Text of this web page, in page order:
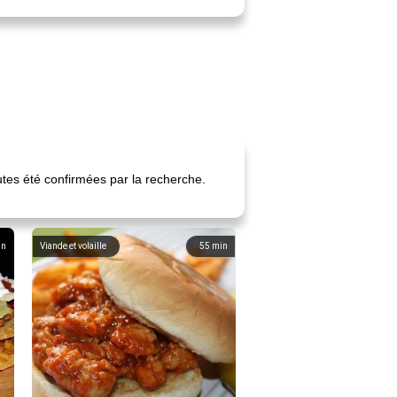
été confirmées par la recherche.
55 min
Viande et volaille